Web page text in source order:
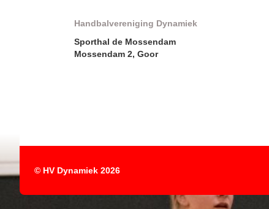
Handbalvereniging Dynamiek
Sporthal de Mossendam
Mossendam 2, Goor
© HV Dynamiek 2026